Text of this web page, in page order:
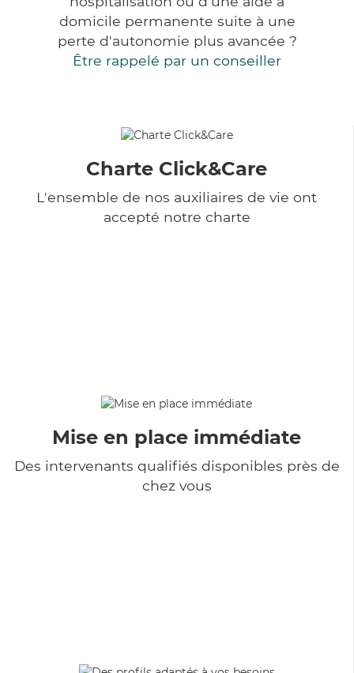
domicile permanente suite à une
perte d'autonomie plus avancée ?
Être rappelé par un conseiller
Charte Click&Care
L'ensemble de nos auxiliaires de vie ont
accepté notre charte
Mise en place immédiate
Des intervenants qualifiés disponibles près de
chez vous